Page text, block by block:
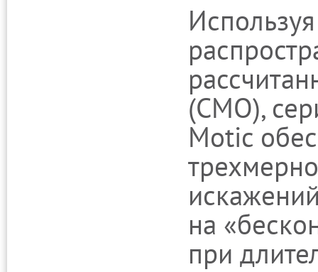
(СМО),
Motic
на
при